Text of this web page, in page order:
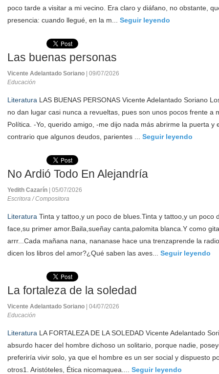
poco tarde a visitar a mi vecino. Era claro y diáfano, no obstante,
presencia: cuando llegué, en la m... Seguir leyendo
Las buenas personas
Vicente Adelantado Soriano
| 09/07/2026
Educación
Literatura LAS BUENAS PERSONAS Vicente Adelantado Soriano
no dan lugar casi nunca a revueltas, pues son unos pocos frente a
Política. -Yo, querido amigo, -me dijo nada más abrirme la puerta y
contrario que algunos deudos, parientes ... Seguir leyendo
No Ardió Todo En Alejandría
Yedith Cazarín
| 05/07/2026
Escritora / Compositora
Literatura Tinta y tattoo,y un poco de blues.Tinta y tattoo,y un poco
face,su primer amor.Baila,sueñay canta,palomita blanca.Y como
arrr...Cada mañana nana, nananase hace una trenzaprende la
dicen los libros del amor?¿Qué saben las aves... Seguir leyendo
La fortaleza de la soledad
Vicente Adelantado Soriano
| 04/07/2026
Educación
Literatura LA FORTALEZA DE LA SOLEDAD Vicente Adelantado
absurdo hacer del hombre dichoso un solitario, porque nadie,
preferiría vivir solo, ya que el hombre es un ser social y dispuesto
otros1. Aristóteles, Ética nicomaquea.... Seguir leyendo